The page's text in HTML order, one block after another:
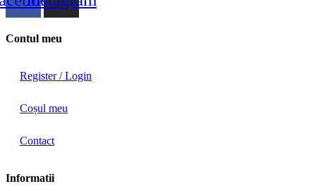
Contul meu
Register / Login
Coșul meu
Contact
Informatii